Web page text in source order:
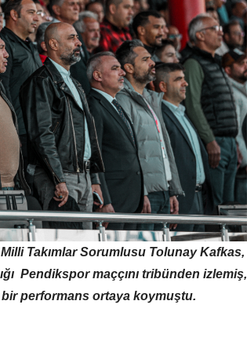
Takımlar Sorumlusu Tolunay Kafkas,
Pendikspor maççını tribünden izlemiş,
performans ortaya koymuştu.